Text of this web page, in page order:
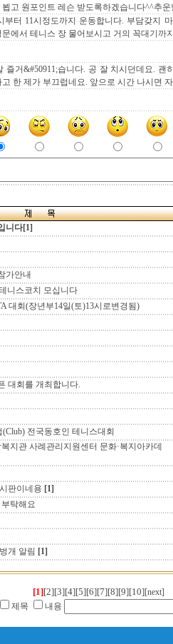
뵙고 원포인트 레슨 받도록하겠습니다^^추
부터 11시정도까지 운동합니다. 부담갖지
에서 테니스 장 물어보시고 거의 꼭대기까
즐거&#50911;습니다. 공 잘 치시던데요. 괜
한 제가 부끄럽네요. 앞으로 시간 나시면
니다[1]
가안내
니스코치 모십니다
대회(장년부14일(토)13시로변경됨)
대회를 개최합니다.
전국동호인 테니스대회
지관 사례관리지원센터 문화·복지아카데
판이네용 [1]
탁해요
개 알림 [1]
[1][2][3][4][5][6][7][8][9][10][next]
제목 내용